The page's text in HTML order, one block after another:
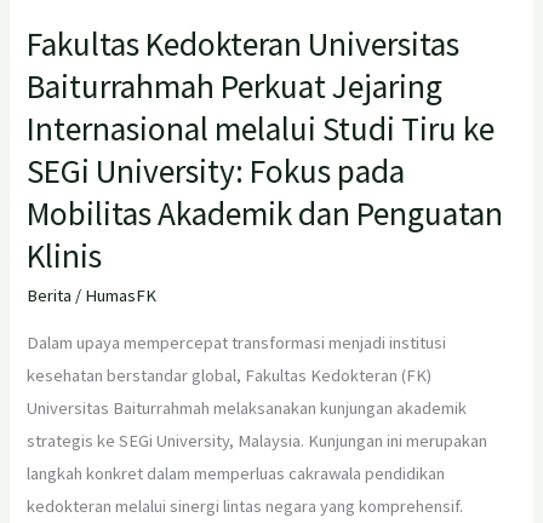
Fakultas Kedokteran Universitas
Baiturrahmah Perkuat Jejaring
Internasional melalui Studi Tiru ke
SEGi University: Fokus pada
Mobilitas Akademik dan Penguatan
Klinis
Berita / HumasFK
Dalam upaya mempercepat transformasi menjadi institusi
kesehatan berstandar global, Fakultas Kedokteran (FK)
Universitas Baiturrahmah melaksanakan kunjungan akademik
strategis ke SEGi University, Malaysia. Kunjungan ini merupakan
langkah konkret dalam memperluas cakrawala pendidikan
kedokteran melalui sinergi lintas negara yang komprehensif. ​
Akademik
dan
Klinis